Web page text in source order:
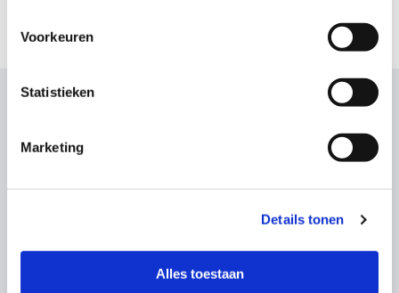
Voorkeuren
Statistieken
Marketing
Details tonen
Alles toestaan
Wat onze klanten zeggen